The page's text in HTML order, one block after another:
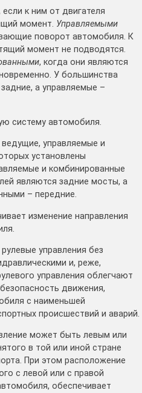
если к ним от двигателя
момент. Управляемыми
поворот автомобиля. К
момент не подводятся.
, когда они являются
У большинства
а управляемые –
систему автомобиля.
управляемые и
установлены
и комбинированные
являются задние мосты, а
– передние.
изменение направления
управления без
и, реже,
управления облегчают
движения,
с наименьшей
происшествий и аварий.
может быть левым или
в той или иной стране
При этом расположение
с левой или с правой
обеспечивает